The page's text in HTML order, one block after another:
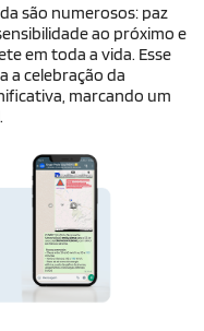
são numerosos: paz
ao próximo e
em toda a vida. Esse
a celebração da
marcando um